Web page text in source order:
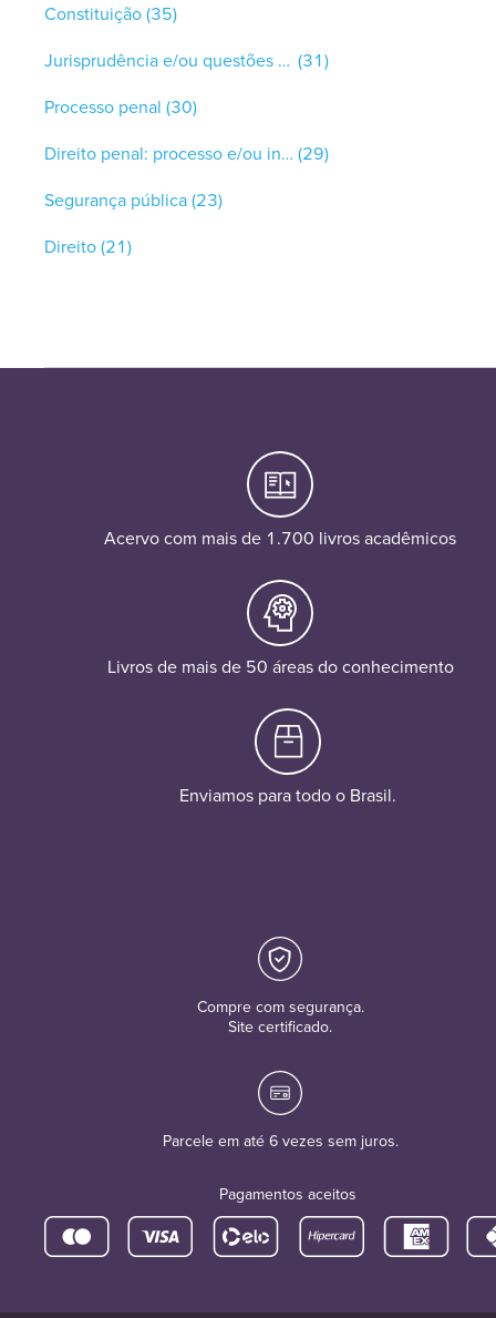
Constituição(35)
Jurisprudência e/ou questões gerais (31)
Processo penal (30)
Direito penal: processo e/ou infrações (29)
Segurança pública(23)
Direito(21)
Acervo com mais de 1.700 livros acadêmicos
Livros de mais de 50 áreas do conhecimento
Enviamos para todo o Brasil.
Compre com segurança.
Site certificado.
Parcele em até 6 vezes sem juros.
Pagamentos aceitos